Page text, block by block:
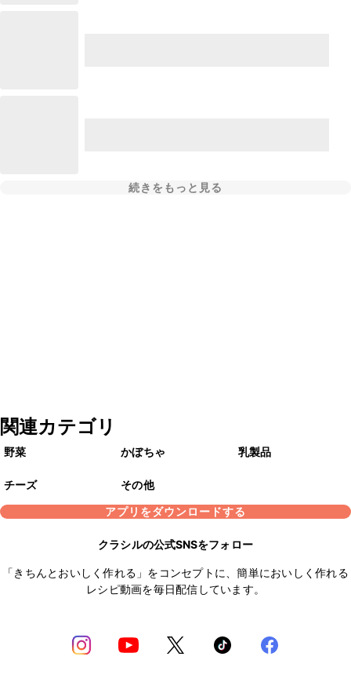
続きをもっと見る
関連カテゴリ
野菜 かぼちゃ 乳製品
チーズ
その他
アプリをダウンロードする
クラシルの公式SNSをフォロー
「きちんとおいしく作れる」をコンセプトに、簡単においしく作れる
レシピ動画を毎日配信しています。